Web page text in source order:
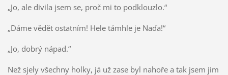
„Jo, ale divila jsem se, proč mi to podklouzlo.“
„Dáme vědět ostatním! Hele támhle je Naďa!“
„Jo, dobrý nápad.“
Než sjely všechny holky, já už zase byl nahoře a tak jsem jim